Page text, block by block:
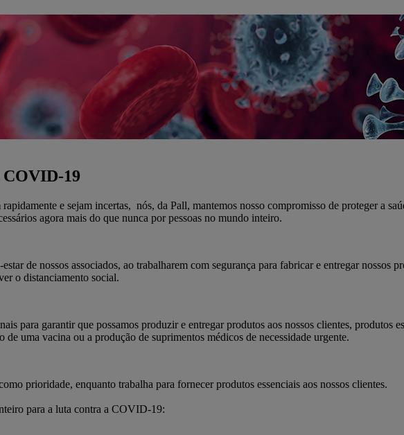
COVID-19
e sejam incertas, nós, da Pall, mantemos nosso compromisso de proteger a
agora mais do que nunca por pessoas no mundo inteiro.
de nossos associados, ao trabalharem com segurança para fabricar e entregar nossos
o distanciamento social.
para garantir que possamos produzir e entregar produtos aos nossos clientes, produtos
uma vacina ou a produção de suprimentos médicos de necessidade urgente.
prioridade, enquanto trabalha para fornecer produtos essenciais aos nossos clientes.
para a luta contra a COVID-19: